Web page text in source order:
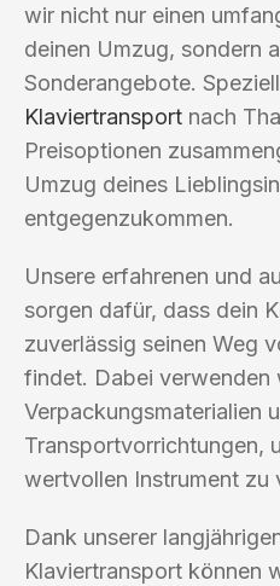
wir nicht nur einen
deinen Umzug, sondern
Sonderangebote.
Klaviertransport nach
Preisoptionen
Umzug deines
entgegenzukommen.
Unsere erfahrenen und
sorgen dafür, dass dein
zuverlässig seinen Weg
findet. Dabei verwenden
Verpackungsmaterialien
Transportvorrichtungen,
wertvollen Instrument zu
Dank unserer
Klaviertransport können